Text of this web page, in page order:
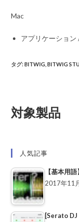
Mac
アプリケーショ
タグ:BITWIG BITWIG
対象製品
人気記事
【基本用
2017年11
[Serato DJ